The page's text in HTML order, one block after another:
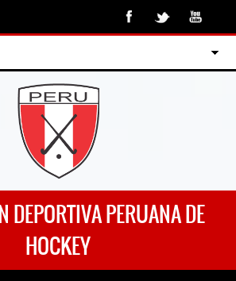
DEPORTIVA PERUANA DE
HOCKEY